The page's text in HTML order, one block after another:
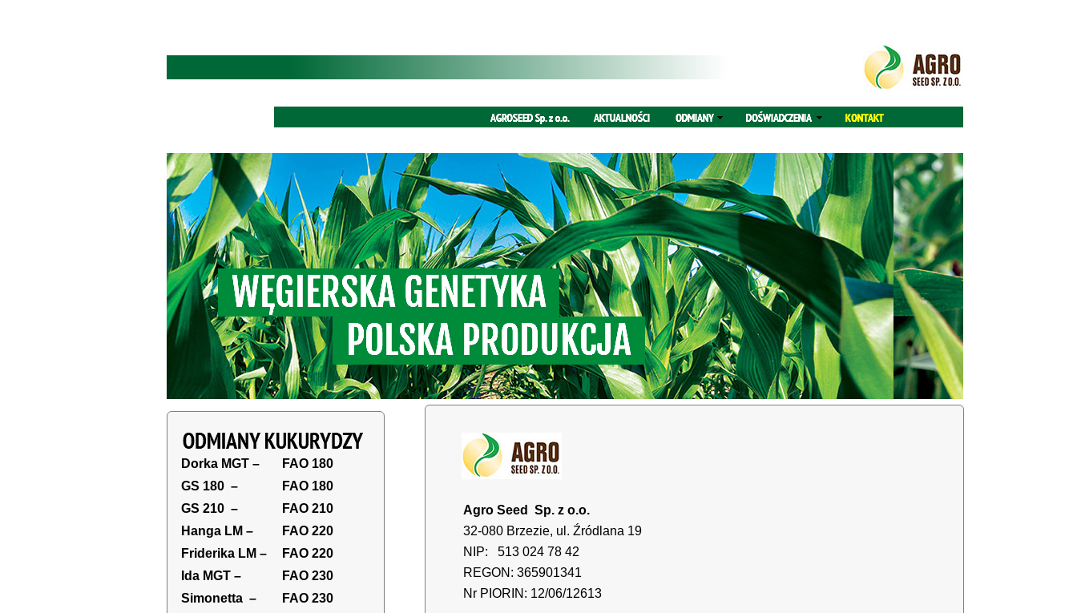
Dorka MGT –
GS 180 –
GS 210 –
Hanga LM –
Friderika LM –
Ida MGT –
Simonetta –
FAO 180
FAO 180
FAO 210
FAO 220
FAO 220
FAO 230
FAO 230
Agro Seed Sp. z o.o.
32-080 Brzezie, ul. Źródlana 19
NIP: 513 024 78 42
REGON: 365901341
Nr PIORIN: 12/06/12613